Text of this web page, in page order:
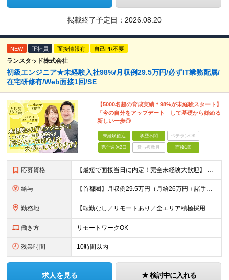
掲載終了予定日： 2026.08.20
NEW 正社員 面接情報有 自己PR不要
ランスタッド株式会社
初級エンジニア★未経験入社98%/月収例29.5万円/必ずIT業務配属/
在宅研修有/Web面接1回/SE
【5000名超の育成実績＊98%が未経験スタート】
「今の自分をアップデート」して基礎から始める
新しい一歩◎
未経験歓迎 学歴不問 ベテランOK
完全週休2日 賞与複数月 面接1回
応募資格 【最短で面接当日に内定！完全未経験大歓迎】 ・業種／職種未経験歓迎 ・社会人デビュー、第二新卒、既卒者大歓迎 ・学歴不問（文系、理系不問） ・20代～30代、男女問わず活躍中 ・服装、髪色自由 ・明確
給与 【首都圏】月収例29.5万円（月給26万円＋諸手当） 【東海・関西】月収例28.5万円（月給25万円＋諸手当） 【九州】月収例26万円（月給23万円＋諸手当） ※経験・スキル・前職給与を踏まえ、総合
勤務地 【転勤なし／リモートあり／全エリア積極採用】 ・大手企業のプロジェクト中心 ・勤務エリアや配属先は希望を考慮 ・研修はリモートメインで実施 ・UIターン歓迎 ＜主なエリア＞ ■首都圏…東京・神奈川・
働き方 リモートワークOK
残業時間 10時間以内
求人を見る 検討中に入れる